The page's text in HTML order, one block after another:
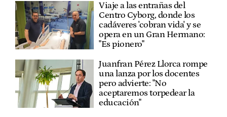
Viaje a las entrañas del
Centro Cyborg, donde los
cadáveres 'cobran vida' y se
opera en un Gran Hermano:
"Es pionero"
Juanfran Pérez Llorca rompe
una lanza por los docentes
pero advierte: "No
aceptaremos torpedear la
educación"